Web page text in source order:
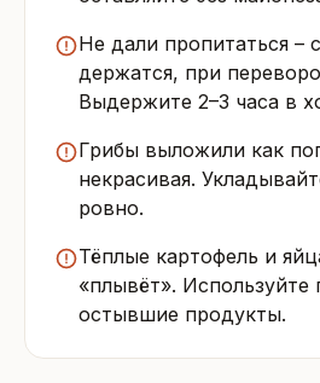
Не дали пропитаться –
держатся, при
Выдержите 2–3 часа в
Грибы выложили как
некрасивая.
ровно.
Тёплые картофель и
«плывёт». Используйте
остывшие продукты.